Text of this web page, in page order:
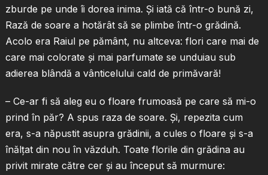
zburde pe unde îi dorea inima. Şi iată că într-o bună zi,
Rază de soare a hotărât să se plimbe într-o grădină.
Acolo era Raiul pe pământ, nu altceva: flori care mai de
care mai colorate şi mai parfumate se unduiau sub
adierea blândă a vânticelului cald de primăvară!
– Ce-ar fi să aleg eu o floare frumoasă pe care să mi-o
prind în păr? A spus raza de soare. Şi, repezita cum
era, s-a năpustit asupra grădinii, a cules o floare şi s-a
înălţat din nou în văzduh. Toate florile din grădina au
privit mirate către cer şi au început să murmure: